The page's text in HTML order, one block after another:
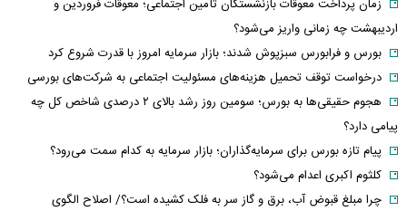
زمان پرداخت معوقات بازنشستگان تأمین اجتماعی؛ معوقات فروردین و
اردیبهشت چه زمانی واریز می‌شود؟
بورس و فرابورس سبزپوش شدند؛ بازار سرمایه امروز با قدرت شروع کرد
درخواست توقف تحمیل هزینه‌های مسئولیت اجتماعی به شرکت‌های بورسی
هجوم حقیقی‌ها به بورس؛ سومین روز رشد بالای ۲ درصدی شاخص کل چه
پیامی دارد؟
پیام تازه بورس برای سرمایه‌گذاران؛ بازار سرمایه به کدام سمت می‌رود؟
کلثوم اکبری اعدام می‌شود؟
چرا مبلغ قبوض آب، برق و گاز سر به فلک کشیده است؟/ اصلاح الگوی